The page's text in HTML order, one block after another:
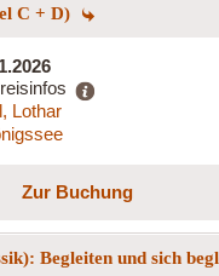
C + D)
Lothar
Zur Buchung
Begleiten und sich